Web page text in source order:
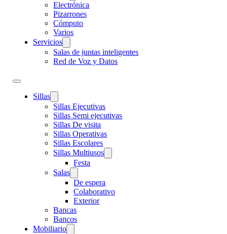
Electrónica
Pizarrones
Cómputo
Varios
Servicios
Salas de juntas inteligentes
Red de Voz y Datos
Sillas
Sillas Ejecutivas
Sillas Semi ejecutivas
Sillas De visita
Sillas Operativas
Sillas Escolares
Sillas Multiusos
Festa
Salas
De espera
Colaborativo
Exterior
Bancas
Bancos
Mobiliario